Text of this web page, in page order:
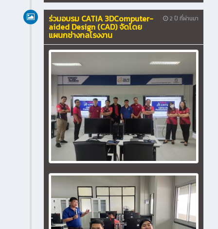
2 ปี ที่ผ่านมา
ร่วมอบรม CATIA 3DComputer-
aided Design (CAD) จัดโดย
แผนกช่างกลโรงงาน